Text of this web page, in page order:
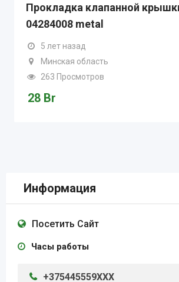
Прокладка клапанной
04284008 metal
5 лет назад
Минская область
263 Просмотров
28 Br
Информация
Посетить Сайт
Часы работы
+375445559XXX